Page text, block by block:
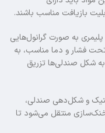
بازیافت مناسب باشند.
پلیمری به صورت گرانول‌هایی
فشار و دما مناسب، به
شکل صندلی‌ها تزریق
و شکل‌دهی صندلی،
منتقل می‌شود تا